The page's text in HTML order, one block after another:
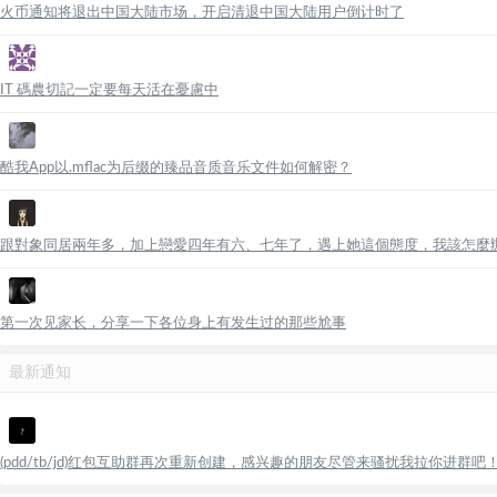
火币通知将退出中国大陆市场，开启清退中国大陆用户倒计时了
IT 碼農切記一定要每天活在憂慮中
酷我App以.mflac为后缀的臻品音质音乐文件如何解密？
跟對象同居兩年多，加上戀愛四年有六、七年了，遇上她這個態度，我該怎麼
第一次见家长，分享一下各位身上有发生过的那些尬事
最新通知
(pdd/tb/jd)红包互助群再次重新创建，感兴趣的朋友尽管来骚扰我拉你进群吧